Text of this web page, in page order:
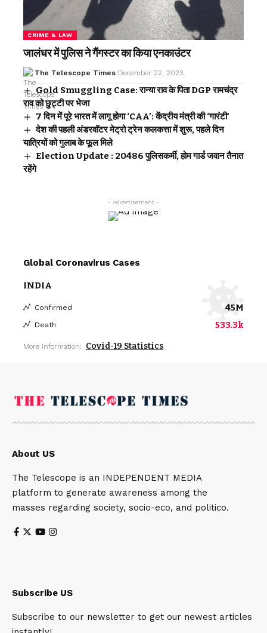
CRIME & LAW
जालंधर में पुलिस ने गैंगस्टर का किया एनकाउंटर
The Telescope Times December 22, 2023
Gold Smuggling Case: रान्या राव के पिता DGP रामचंद्र
राव को छुट्टी पर भेजा
7 दिन में पूरे भारत में लागू होगा ‘CAA’: केंद्रीय मंत्री की ‘गारंटी’
देश की पहली अंडरवॉटर मेट्रो ट्रेन कलकत्ता में शुरू, पहले दिन
यात्रियों को गुलाब के फूल मिले
Election Update : 20486 पुलिसकर्मी, होम गार्ड जवान तैनात
रहेंगे
- Advertisement -
Global Coronavirus Cases
INDIA
Confirmed 45M
Death 533.3k
More Information: Covid-19 Statistics
About US
The Telescope is an INDEPENDENT MEDIA
platform to generate awareness among the
masses regarding society, socio-eco, and politico.
Subscribe US
Subscribe to our newsletter to get our newest articles